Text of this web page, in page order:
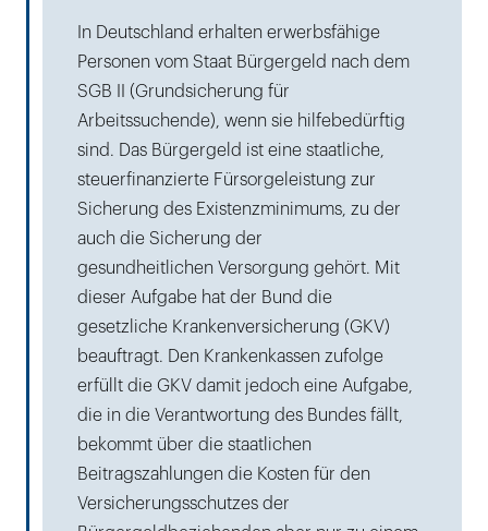
In Deutschland erhalten erwerbsfähige
Personen vom Staat Bürgergeld nach dem
SGB II (Grundsicherung für
Arbeitssuchende), wenn sie hilfebedürftig
sind. Das Bürgergeld ist eine staatliche,
steuerfinanzierte Fürsorgeleistung zur
Sicherung des Existenzminimums, zu der
auch die Sicherung der
gesundheitlichen Versorgung gehört. Mit
dieser Aufgabe hat der Bund die
gesetzliche Krankenversicherung (GKV)
beauftragt. Den Krankenkassen zufolge
erfüllt die GKV damit jedoch eine Aufgabe,
die in die Verantwortung des Bundes fällt,
bekommt über die staatlichen
Beitragszahlungen die Kosten für den
Versicherungsschutzes der